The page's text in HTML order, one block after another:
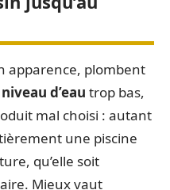
apparence, plombent
niveau d’eau trop bas,
mal choisi : autant
une piscine
qu’elle soit
Mieux vaut